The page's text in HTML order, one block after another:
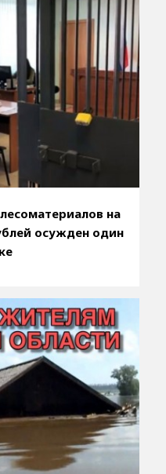
на
осужден один